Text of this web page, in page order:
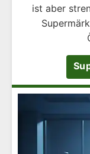
ist aber